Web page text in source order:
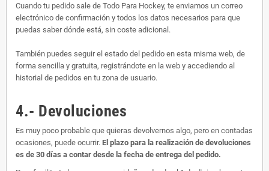
Cuando tu pedido sale de Todo Para Hockey, te enviamos un correo
electrónico de confirmación y todos los datos necesarios para que
puedas saber dónde está, sin coste adicional.
También puedes seguir el estado del pedido en esta misma web, de
forma sencilla y gratuita, registrándote en la web y accediendo al
historial de pedidos en tu zona de usuario.
4.- Devoluciones
Es muy poco probable que quieras devolvernos algo, pero en contadas
ocasiones, puede ocurrir. El plazo para la realización de devoluciones
es de 30 días a contar desde la fecha de entrega del pedido.